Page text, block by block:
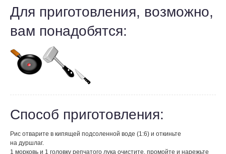
Для приготовления, возможно,
вам понадобятся:
Способ приготовления:
Рис отварите в кипящей подсоленной воде (1:6) и откиньте
на дуршлаг.
1 морковь и 1 головку репчатого лука очистите, промойте и нарежьте